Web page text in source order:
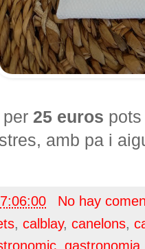
25 euros
amb pa i
7:06:00
No hay
, calblay, canelons,
gastronomia